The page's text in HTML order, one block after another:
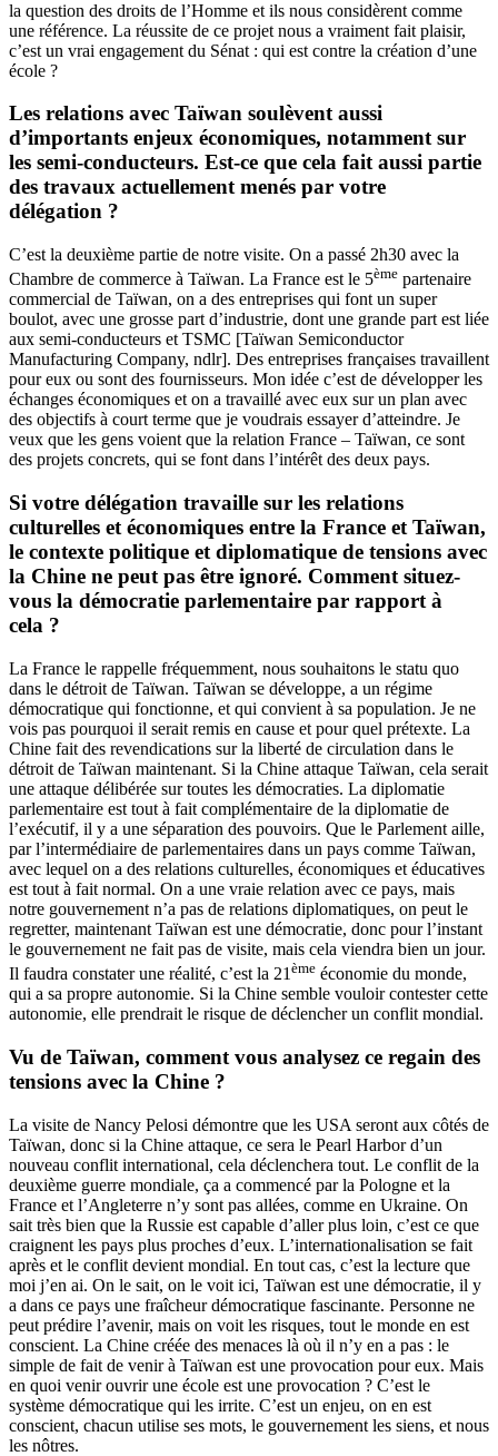
la question des droits de l’Homme et ils nous considèrent comme
une référence. La réussite de ce projet nous a vraiment fait plaisir,
c’est un vrai engagement du Sénat : qui est contre la création d’une
école ?
Les relations avec Taïwan soulèvent aussi
d’importants enjeux économiques, notamment sur
les semi-conducteurs. Est-ce que cela fait aussi partie
des travaux actuellement menés par votre
délégation ?
C’est la deuxième partie de notre visite. On a passé 2h30 avec la
Chambre de commerce à Taïwan. La France est le 5ème partenaire
commercial de Taïwan, on a des entreprises qui font un super
boulot, avec une grosse part d’industrie, dont une grande part est liée
aux semi-conducteurs et TSMC [Taïwan Semiconductor
Manufacturing Company, ndlr]. Des entreprises françaises travaillent
pour eux ou sont des fournisseurs. Mon idée c’est de développer les
échanges économiques et on a travaillé avec eux sur un plan avec
des objectifs à court terme que je voudrais essayer d’atteindre. Je
veux que les gens voient que la relation France – Taïwan, ce sont
des projets concrets, qui se font dans l’intérêt des deux pays.
Si votre délégation travaille sur les relations
culturelles et économiques entre la France et Taïwan,
le contexte politique et diplomatique de tensions avec
la Chine ne peut pas être ignoré. Comment situez-
vous la démocratie parlementaire par rapport à
cela ?
La France le rappelle fréquemment, nous souhaitons le statu quo
dans le détroit de Taïwan. Taïwan se développe, a un régime
démocratique qui fonctionne, et qui convient à sa population. Je ne
vois pas pourquoi il serait remis en cause et pour quel prétexte. La
Chine fait des revendications sur la liberté de circulation dans le
détroit de Taïwan maintenant. Si la Chine attaque Taïwan, cela serait
une attaque délibérée sur toutes les démocraties. La diplomatie
parlementaire est tout à fait complémentaire de la diplomatie de
l’exécutif, il y a une séparation des pouvoirs. Que le Parlement aille,
par l’intermédiaire de parlementaires dans un pays comme Taïwan,
avec lequel on a des relations culturelles, économiques et éducatives
est tout à fait normal. On a une vraie relation avec ce pays, mais
notre gouvernement n’a pas de relations diplomatiques, on peut le
regretter, maintenant Taïwan est une démocratie, donc pour l’instant
le gouvernement ne fait pas de visite, mais cela viendra bien un jour.
Il faudra constater une réalité, c’est la 21 ème économie du monde,
qui a sa propre autonomie. Si la Chine semble vouloir contester cette
autonomie, elle prendrait le risque de déclencher un conflit mondial.
Vu de Taïwan, comment vous analysez ce regain des
tensions avec la Chine ?
La visite de Nancy Pelosi démontre que les USA seront aux côtés de
Taïwan, donc si la Chine attaque, ce sera le Pearl Harbor d’un
nouveau conflit international, cela déclenchera tout. Le conflit de la
deuxième guerre mondiale, ça a commencé par la Pologne et la
France et l’Angleterre n’y sont pas allées, comme en Ukraine. On
sait très bien que la Russie est capable d’aller plus loin, c’est ce que
craignent les pays plus proches d’eux. L’internationalisation se fait
après et le conflit devient mondial. En tout cas, c’est la lecture que
moi j’en ai. On le sait, on le voit ici, Taïwan est une démocratie, il y
a dans ce pays une fraîcheur démocratique fascinante. Personne ne
peut prédire l’avenir, mais on voit les risques, tout le monde en est
conscient. La Chine créée des menaces là où il n’y en a pas : le
simple de fait de venir à Taïwan est une provocation pour eux. Mais
en quoi venir ouvrir une école est une provocation ? C’est le
système démocratique qui les irrite. C’est un enjeu, on en est
conscient, chacun utilise ses mots, le gouvernement les siens, et nous
les nôtres.